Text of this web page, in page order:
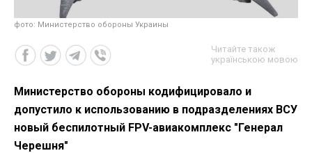
фото: Министерство обороны Украины
Читайте також
українською мовою
Министерство обороны кодифицировало и
допустило к использованию в подразделениях ВСУ
новый беспилотный FPV-авиакомплекс "Генерал
Черешня"